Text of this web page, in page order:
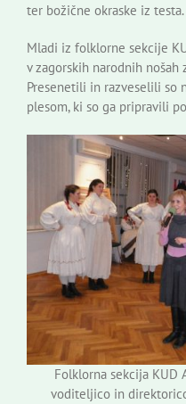
ter božične okraske iz testa.
Mladi iz folklorne sekcije
v zagorskih narodnih nošah
Presenetili in razveselili so
plesom, ki so ga pripravili
Folklorna sekcija KUD
voditeljico in